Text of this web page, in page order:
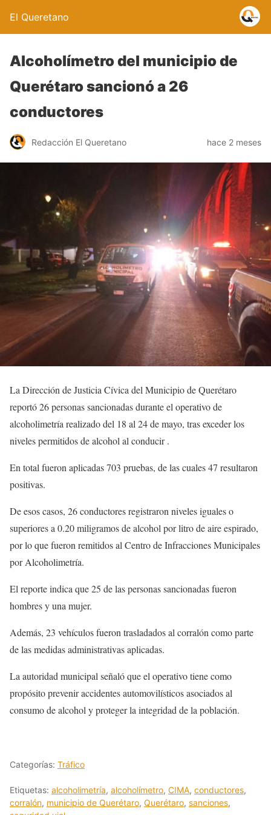
El Queretano
Alcoholímetro del municipio de
Querétaro sancionó a 26
conductores
Redacción El Queretano hace 2 meses
La Dirección de Justicia Cívica del Municipio de Querétaro
reportó 26 personas sancionadas durante el operativo de
alcoholimetría realizado del 18 al 24 de mayo, tras exceder los
niveles permitidos de alcohol al conducir .
En total fueron aplicadas 703 pruebas, de las cuales 47 resultaron
positivas.
De esos casos, 26 conductores registraron niveles iguales o
superiores a 0.20 miligramos de alcohol por litro de aire espirado,
por lo que fueron remitidos al Centro de Infracciones Municipales
por Alcoholimetría.
El reporte indica que 25 de las personas sancionadas fueron
hombres y una mujer.
Además, 23 vehículos fueron trasladados al corralón como parte
de las medidas administrativas aplicadas.
La autoridad municipal señaló que el operativo tiene como
propósito prevenir accidentes automovilísticos asociados al
consumo de alcohol y proteger la integridad de la población.
Categorías: Tráfico
Etiquetas: alcoholimetría, alcoholímetro, CIMA, conductores,
corralón, municipio de Querétaro, Querétaro, sanciones,